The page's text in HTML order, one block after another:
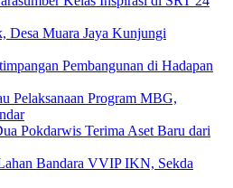
Desa Muara Jaya Kunjungi
Pembangunan di Hadapan
Pelaksanaan Program MBG,
Pokdarwis Terima Aset Baru dari
Bandara VVIP IKN, Sekda